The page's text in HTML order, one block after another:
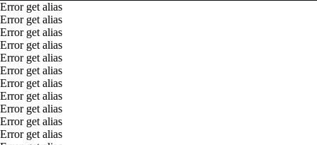
Error get alias
Error get alias
Error get alias
Error get alias
Error get alias
Error get alias
Error get alias
Error get alias
Error get alias
Error get alias
Error get alias